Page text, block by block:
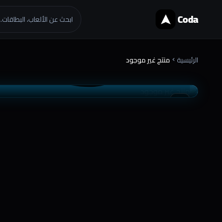
Coda ابحث عن الألعاب،
الرئيسية chevron_right منتج غير موجود